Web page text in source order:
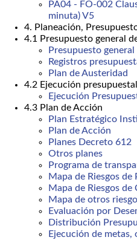
PA04 - FO-002
minuta) V5
4. Planeación,
4.1 Presupuesto general
Presupuesto general
Registros
Plan de Austeridad
4.2 Ejecución presupuestal
Ejecución
4.3 Plan de Acción
Plan Estratégico
Plan de Acción
Planes Decreto 612
Otros planes
Programa de
Mapa de Riesgos de
Mapa de Riesgos de
Mapa de otros
Evaluación por
Distribución
Ejecución de